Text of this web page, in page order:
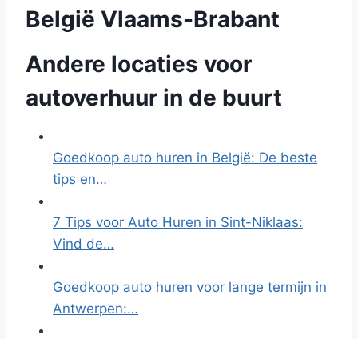
België Vlaams-Brabant
Andere locaties voor
autoverhuur in de buurt
Goedkoop auto huren in België: De beste
tips en…
7 Tips voor Auto Huren in Sint-Niklaas:
Vind de…
Goedkoop auto huren voor lange termijn in
Antwerpen:…